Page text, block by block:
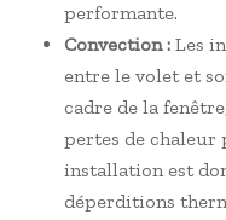
performante.
Convection : Les
entre le volet et
cadre de la
pertes de chaleur
installation est
déperditions